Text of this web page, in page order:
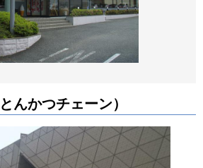
んかつチェーン）